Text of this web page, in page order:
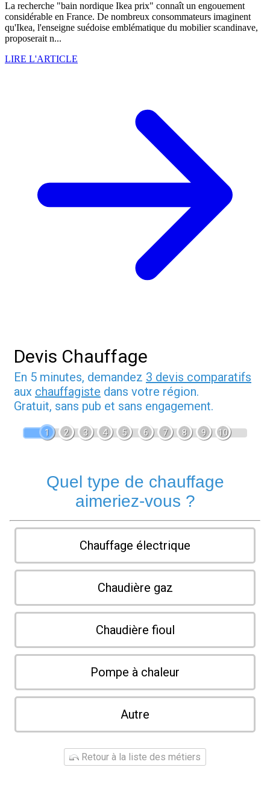
La recherche "bain nordique Ikea prix" connaît un engouement
considérable en France. De nombreux consommateurs imaginent
qu'Ikea, l'enseigne suédoise emblématique du mobilier scandinave,
proposerait n...
LIRE L'ARTICLE
Devis Chauffage
En 5 minutes, demandez 3 devis comparatifs
aux chauffagiste dans votre région.
Gratuit, sans pub et sans engagement.
1 2 3 4 5 6 7 8 9 10
Quel type de chauffage
aimeriez-vous ?
Chauffage électrique
Chaudière gaz
Chaudière fioul
Pompe à chaleur
Autre
Retour à la liste des métiers